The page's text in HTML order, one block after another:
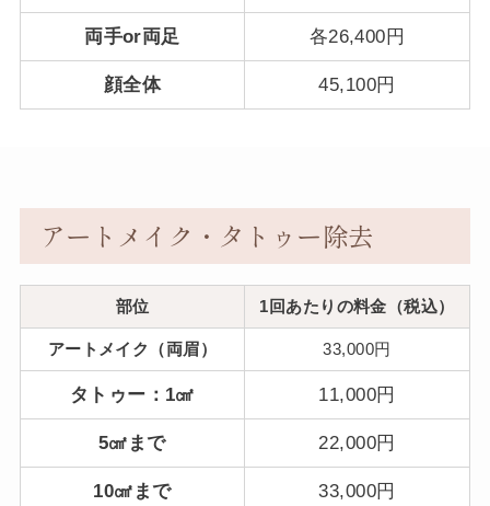
両手or両足 各26,400円
顔全体 45,100円
アートメイク・タトゥー除去
部位 1回あたりの料金（税込）
アートメイク（両眉） 33,000円
タトゥー：1㎠ 11,000円
5㎠まで 22,000円
10㎠まで 33,000円